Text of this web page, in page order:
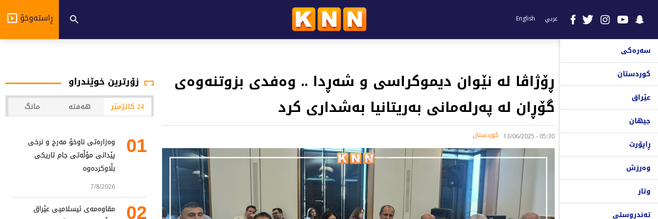
عربي English ڕاستەوخۆ
سەرەکی
کوردستان
عێراق
جیهان
ڕاپۆرت
وەرزش
وتار
تەندروستی
ڕۆژاڤا لە نێوان دیموکراسی و شەڕدا .. وەفدی بزوتنەوەی
گۆڕان لە پەرلەمانی بەریتانیا بەشداری كرد
05:30 - 13/06/2025 کوردستان
زۆرترین خوێندراو
24 کاتژمێر هەفتە مانگ
01
وەزارەتی ناوخۆ مەرج و نرخی
پێدانی مۆڵەتی جام تاریکی
بڵاوکردەوە
7/8/2026
02
مقاوەمەی ئیسلامیی عێراق